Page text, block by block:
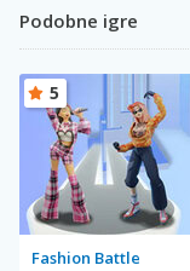
Podobne igre
Fashion Battle
5